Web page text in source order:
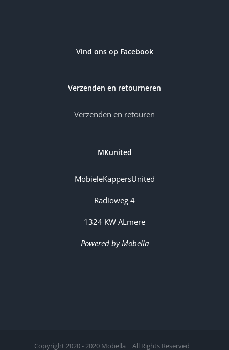
Vind ons op Facebook
Verzenden en retourneren
Verzenden en retouren
MKunited
MobieleKappersUnited
Radioweg 4
1324 KW ALmere
Powered by Mobella
Copyright 2020 - 2020 Mobella | All Rights Reserved |